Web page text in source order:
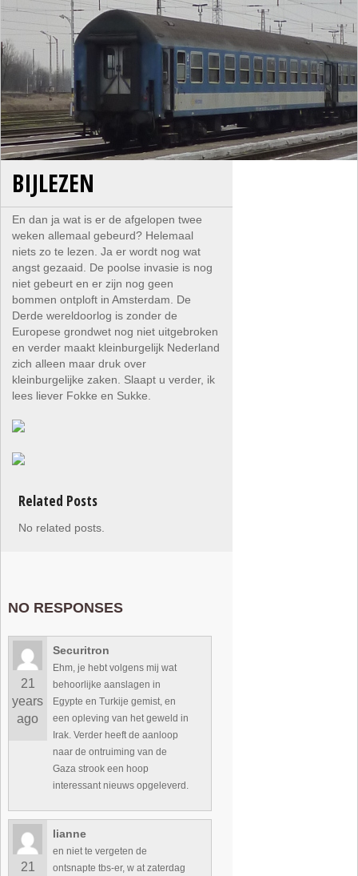
BIJLEZEN
En dan ja wat is er de afgelopen twee
weken allemaal gebeurd? Helemaal
niets zo te lezen. Ja er wordt nog wat
angst gezaaid. De poolse invasie is nog
niet gebeurt en er zijn nog geen
bommen ontploft in Amsterdam. De
Derde wereldoorlog is zonder de
Europese grondwet nog niet uitgebroken
en verder maakt kleinburgelijk Nederland
zich alleen maar druk over
kleinburgelijke zaken. Slaapt u verder, ik
lees liever Fokke en Sukke.
Related Posts
No related posts.
NO RESPONSES
21
years
ago
Securitron
Ehm, je hebt volgens mij wat
behoorlijke aanslagen in
Egypte en Turkije gemist, en
een opleving van het geweld in
Irak. Verder heeft de aanloop
naar de ontruiming van de
Gaza strook een hoop
interessant nieuws opgeleverd.
21
lianne
en niet te vergeten de
ontsnapte tbs-er, w at zaterdag